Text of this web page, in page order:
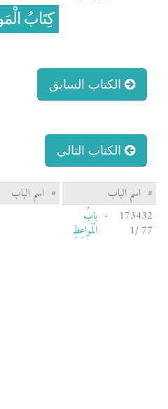
كِتَابُ
الكتاب السابق
الكتاب التالي
# اسم الباب # اسم الباب
173432 -
77 /1
بابُ
الْمَواعِظِ